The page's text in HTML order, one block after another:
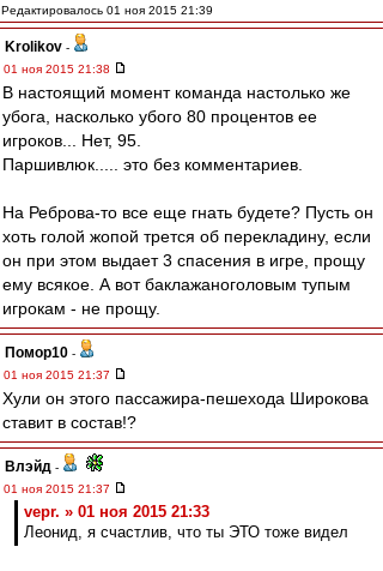
Редактировалось 01 ноя 2015 21:39
Krolikov -
01 ноя 2015 21:38
В настоящий момент команда настолько же
убога, насколько убого 80 процентов ее
игроков... Нет, 95.
Паршивлюк..... это без комментариев.
На Реброва-то все еще гнать будете? Пусть он
хоть голой жопой трется об перекладину, если
он при этом выдает 3 спасения в игре, прощу
ему всякое. А вот баклажаноголовым тупым
игрокам - не прощу.
Помор10 -
01 ноя 2015 21:37
Хули он этого пассажира-пешехода Широкова
ставит в состав!?
Влэйд -
01 ноя 2015 21:37
vepr. » 01 ноя 2015 21:33
Леонид, я счастлив, что ты ЭТО тоже видел